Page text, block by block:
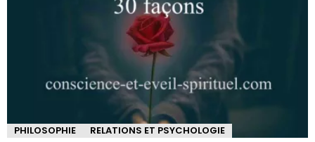
PHILOSOPHIE RELATIONS ET PSYCHOLOGIE